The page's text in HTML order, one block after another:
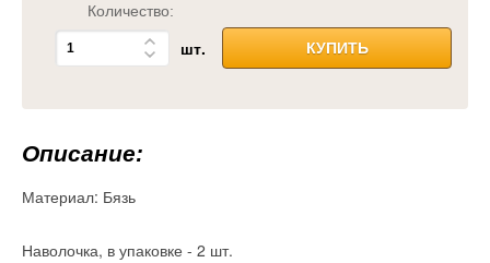
Количество:
шт. КУПИТЬ
Описание:
Материал: Бязь
Наволочка, в упаковке - 2 шт.